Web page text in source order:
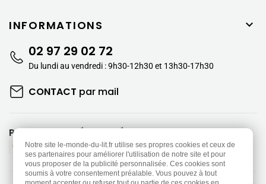
INFORMATIONS 
02 97 29 02 72
Du lundi au vendredi : 9h30-12h30 et 13h30-17h30
CONTACT par mail
PAIEMENTS SÉCURISÉS
Notre site le-monde-du-lit.fr utilise ses propres cookies et ceux de
ses partenaires pour améliorer l'utilisation de notre site et pour
vous proposer de la publicité personnalisée. Ces cookies sont
soumis à votre consentement préalable. Vous pouvez à tout